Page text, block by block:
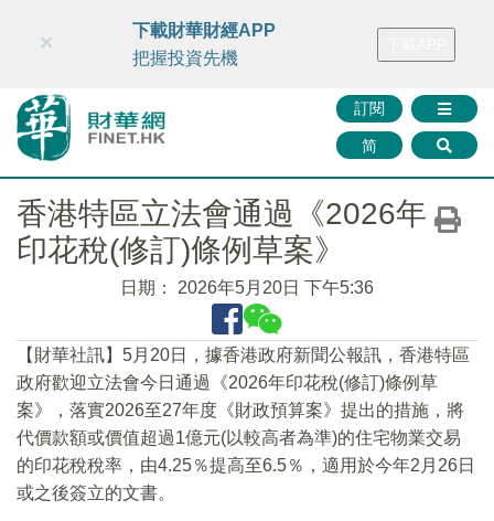
財華智庫網 FINTV FINMETA 財華證券 媒體矩陣
訂閱
简
×
下載財華財經APP
把握投資先機
香港特區立法會通過《2026年
印花稅(修訂)條例草案》
日期： 2026年5月20日 下午5:36
【財華社訊】5月20日，據香港政府新聞公報訊，香港特區
政府歡迎立法會今日通過《2026年印花稅(修訂)條例草
案》，落實2026至27年度《財政預算案》提出的措施，將
代價款額或價值超過1億元(以較高者為準)的住宅物業交易
的印花稅稅率，由4.25％提高至6.5％，適用於今年2月26日
或之後簽立的文書。